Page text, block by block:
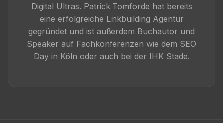
Digital Ultras. Patrick Tomforde hat bereits
eine erfolgreiche Linkbuilding Agentur
gegründet und ist außerdem Buchautor und
Speaker auf Fachkonferenzen wie dem SEO
Day in Köln oder auch bei der IHK Stade.